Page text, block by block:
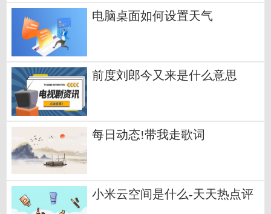
电脑桌面如何设置天气
前度刘郎今又来是什么意思
每日动态!带我走歌词
小米云空间是什么-天天热点评